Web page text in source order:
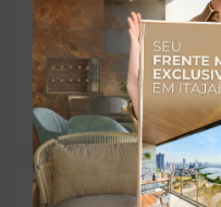
Previsão de entrega:
28/02/2029